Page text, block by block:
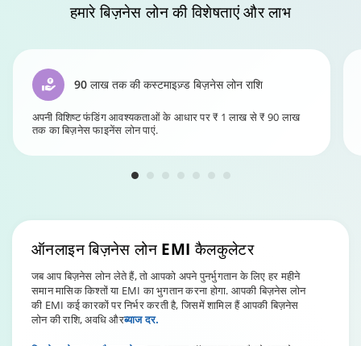
हमारे बिज़नेस लोनकी विशेषताएं और लाभ
90 लाख तक की कस्टमाइज़्ड बिज़नेस लोन राशि
अपनी विशिष्ट फंडिंग आवश्यकताओं के आधार पर ₹ 1 लाख से ₹ 90 लाख
तक का बिज़नेस फाइनेंस लोन पाएं.
ऑनलाइन बिज़नेस लोन EMI कैलकुलेटर
जब आप बिज़नेस लोन लेते हैं, तो आपको अपने पुनर्भुगतान के लिए हर महीने
समान मासिक किश्तों या EMI का भुगतान करना होगा. आपकी बिज़नेस लोन
की EMI कई कारकों पर निर्भर करती है, जिसमें शामिल हैं आपकी बिज़नेस
लोन की राशि, अवधि औरब्याज दर.